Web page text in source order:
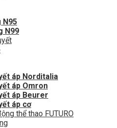
N95
N99
áp Norditalia
áp Omron
áp Beurer
áp cơ
thể thao FUTURO